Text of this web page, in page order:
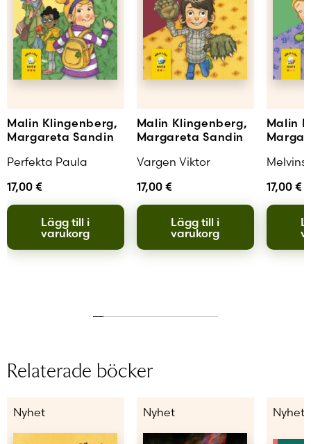
Malin Klingenberg,
Margareta Sandin
Perfekta Paula
17,00 €
Lägg till i
varukorg
Malin Klingenberg,
Margareta Sandin
Vargen Viktor
17,00 €
Lägg till i
varukorg
Malin
Melvins
17,00 €
Relaterade böcker
Nyhet Nyhet Nyhet